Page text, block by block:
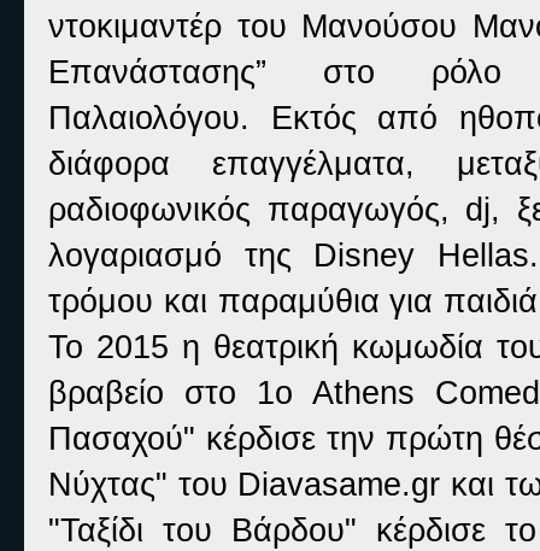
ντοκιμαντέρ του Μανούσου
Επανάστασης” στο ρόλο
Παλαιολόγου. Εκτός από
διάφορα επαγγέλματα,
ραδιοφωνικός παραγωγός, dj,
λογαριασμό της Disney
τρόμου και παραμύθια για
Το 2015 η θεατρική κωμωδία
βραβείο στο 1o Athens
Πασαχού" κέρδισε την πρώτη
Νύχτας" του Diavasame.gr και
"Ταξίδι του Βάρδου" κέρδισε